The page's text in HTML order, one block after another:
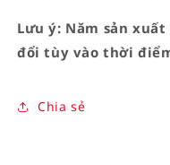
Lưu ý: Năm sản
đổi tùy vào thời
Chia sẻ